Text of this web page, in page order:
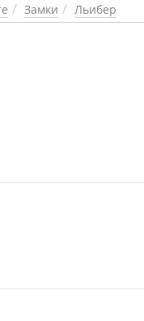
Замки Льибер